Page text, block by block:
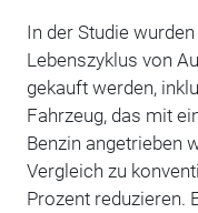
In der Studie
Lebenszyklus von
gekauft werden,
Fahrzeug, das mit
Benzin angetrieben
Vergleich zu
Prozent reduzieren.